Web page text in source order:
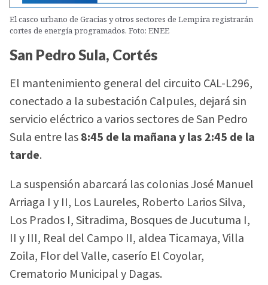
El casco urbano de Gracias y otros sectores de Lempira registrarán
cortes de energía programados. Foto: ENEE
San Pedro Sula, Cortés
El mantenimiento general del circuito CAL-L296,
conectado a la subestación Calpules, dejará sin
servicio eléctrico a varios sectores de San Pedro
Sula entre las8:45 de la mañana y las 2:45 de la
tarde.
La suspensión abarcará las colonias José Manuel
Arriaga I y II, Los Laureles, Roberto Larios Silva,
Los Prados I, Sitradima, Bosques de Jucutuma I,
II y III, Real del Campo II, aldea Ticamaya, Villa
Zoila, Flor del Valle, caserío El Coyolar,
Crematorio Municipal y Dagas.